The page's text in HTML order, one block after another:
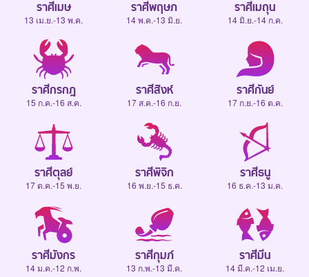
ราศีเมษ
13 เม.ย.-13 พ.ค.
ราศีพฤษภ
14 พ.ค.-13 มิ.ย.
ราศีเมถุน
14 มิ.ย.-14 ก.ค.
ราศีกรกฎ
15 ก.ค.-16 ส.ค.
ราศีสิงห์
17 ส.ค.-16 ก.ย.
ราศีกันย์
17 ก.ย.-16 ต.ค.
ราศีตุลย์
17 ต.ค.-15 พ.ย.
ราศีพิจิก
16 พ.ย.-15 ธ.ค.
ราศีธนู
16 ธ.ค.-13 ม.ค.
ราศีมังกร
14 ม.ค.-12 ก.พ.
ราศีกุมภ์
13 ก.พ.-13 มี.ค.
ราศีมีน
14 มี.ค.-12 เม.ย.